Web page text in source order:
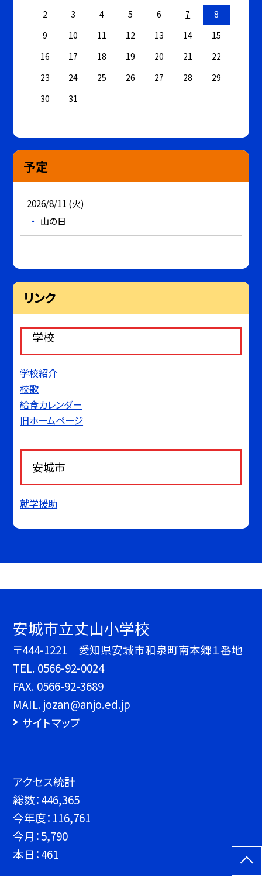
2
3 4 5 6 7
8
9
10 11 12 13 14
15
16
17 18 19 20 21
22
23
24 25 26 27 28
29
30
31
予定
2026/8/11 (火)
山の日
リンク
学校
学校紹介
校歌
給食カレンダー
旧ホームページ
安城市
就学援助
安城市立丈山小学校
〒444-1221 愛知県安城市和泉町南本郷１番地
TEL. 0566-92-0024
FAX. 0566-92-3689
MAIL. jozan@anjo.ed.jp
サイトマップ
アクセス統計
総数：446,365
今年度： 116,761
今月：5,790
本日：461